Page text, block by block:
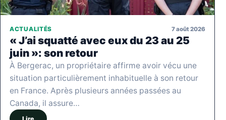
ACTUALITÉS 7 août 2026
« J’ai squatté avec eux du 23 au 25
juin »: son retour
À Bergerac, un propriétaire affirme avoir vécu une
situation particulièrement inhabituelle à son retour
en France. Après plusieurs années passées au
Canada, il assure…